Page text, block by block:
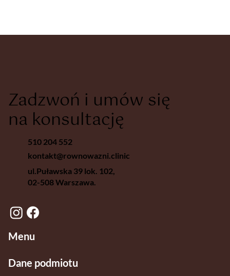
Zadzwoń i umów się
na konsultację
510 204 552
kontakt@rownowazni.clinic
ul.Puławska 39 lok. 102,
02-508 Warszawa.
Dane podmiotu
Menu